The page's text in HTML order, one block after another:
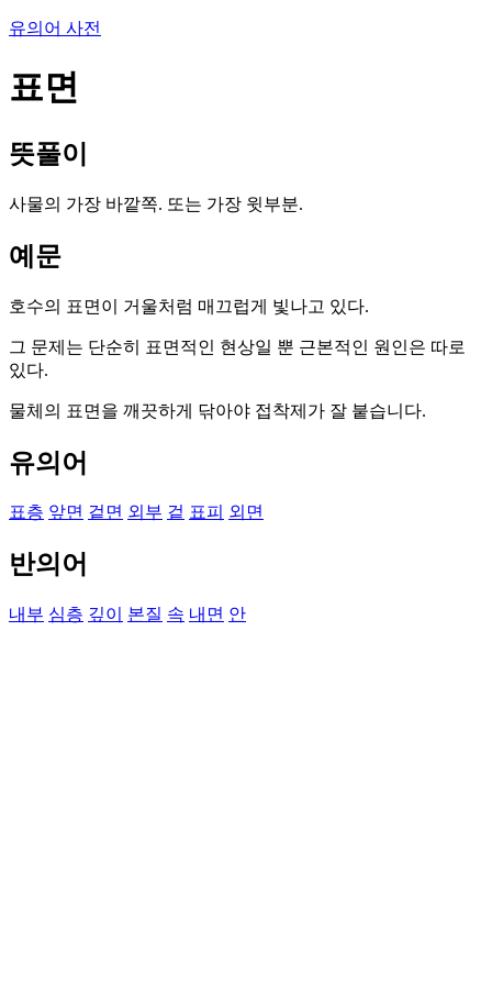
유의어 사전
표면
뜻풀이
사물의 가장 바깥쪽. 또는 가장 윗부분.
예문
호수의 표면이 거울처럼 매끄럽게 빛나고 있다.
그 문제는 단순히 표면적인 현상일 뿐 근본적인 원인은 따로
있다.
물체의 표면을 깨끗하게 닦아야 접착제가 잘 붙습니다.
유의어
표층 앞면 겉면 외부 겉 표피 외면
반의어
내부 심층 깊이 본질 속 내면 안